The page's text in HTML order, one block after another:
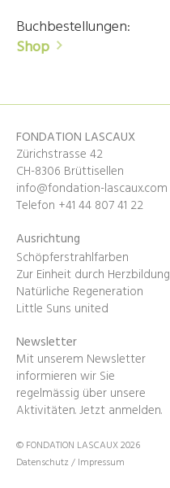
Buchbestellungen:
Shop
FONDATION LASCAUX
Zürichstrasse 42
CH-8306 Brüttisellen
info@fondation-lascaux.com
Telefon +41 44 807 41 22
Ausrichtung
Schöpferstrahlfarben
Zur Einheit durch Herzbildung
Natürliche Regeneration
Little Suns united
Newsletter
Mit unserem Newsletter
informieren wir Sie
regelmässig über unsere
Aktivitäten.Jetzt anmelden.
© FONDATION LASCAUX 2026
Datenschutz / Impressum